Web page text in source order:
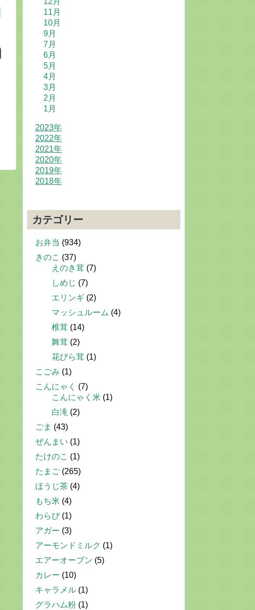
11月
10月
9月
7月
6月
5月
4月
3月
2月
1月
2023年
2022年
2021年
2020年
2019年
2018年
カテゴリー
お弁当 (934)
きのこ (37)
えのき茸 (7)
しめじ (7)
エリンギ (2)
マッシュルーム (4)
椎茸 (14)
舞茸 (2)
花びら茸 (1)
こごみ (1)
こんにゃく
(7)
こんにゃく米 (1)
白滝 (2)
ごま (43)
ぜんまい (1)
たけのこ (1)
たまご (265)
ほうじ茶 (4)
もち米 (4)
わらび(1)
アガー (3)
アーモンドミルク (1)
エアーオーブン (5)
カレー (10)
キャラメル (1)
グラハム粉 (1)